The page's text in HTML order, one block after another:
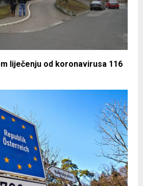
liječenju od koronavirusa 116